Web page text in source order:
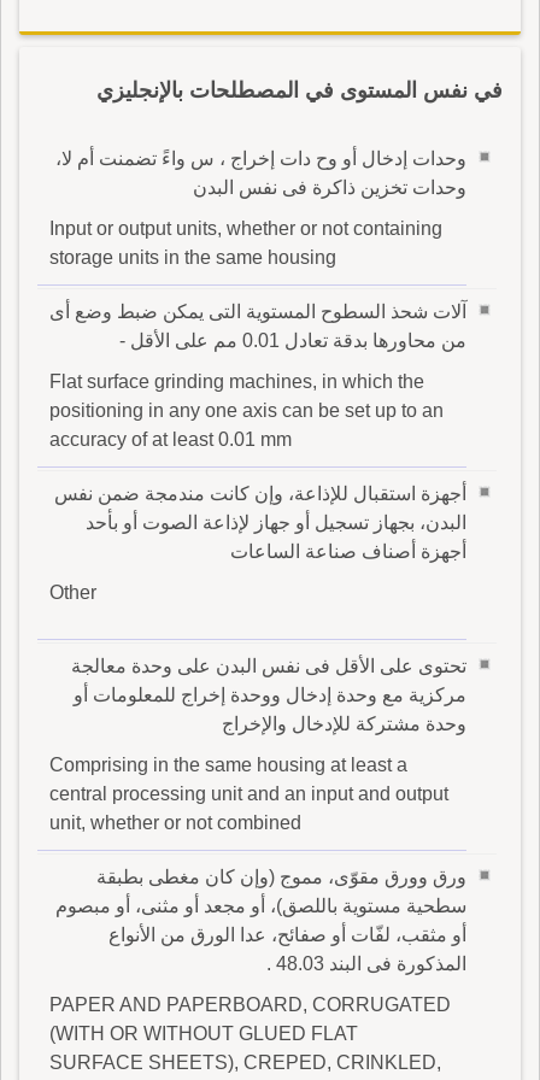
في نفس المستوى في المصطلحات بالإنجليزي
وحدات إدخال أو وح دات إخراج ، س واءً تضمنت أم لا،
وحدات تخزين ذاكرة فى نفس البدن
Input or output units, whether or not containing
storage units in the same housing
آلات شحذ السطوح المستوية التى يمكن ضبط وضع أى
من محاورها بدقة تعادل 0.01 مم على الأقل -
Flat surface grinding machines, in which the
positioning in any one axis can be set up to an
accuracy of at least 0.01 mm
أجهزة استقبال للإذاعة، وإن كانت مندمجة ضمن نفس
البدن، بجهاز تسجيل أو جهاز لإذاعة الصوت أو بأحد
أجهزة أصناف صناعة الساعات
Other
تحتوى على الأقل فى نفس البدن على وحدة معالجة
مركزية مع وحدة إدخال ووحدة إخراج للمعلومات أو
وحدة مشتركة للإدخال والإخراج
Comprising in the same housing at least a
central processing unit and an input and output
unit, whether or not combined
ورق وورق مقوّى، مموج (وإن كان مغطى بطبقة
سطحية مستوية باللصق)، أو مجعد أو مثنى، أو مبصوم
أو مثقب، لفّات أو صفائح، عدا الورق من الأنواع
المذكورة فى البند 48.03 .
PAPER AND PAPERBOARD, CORRUGATED
(WITH OR WITHOUT GLUED FLAT
SURFACE SHEETS), CREPED, CRINKLED,